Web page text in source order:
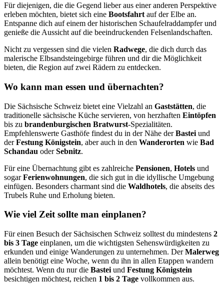
Für diejenigen, die die Gegend lieber aus einer anderen Perspektive
erleben möchten, bietet sich eine Bootsfahrt auf der Elbe an.
Entspanne dich auf einem der historischen Schaufelraddampfer und
genieße die Aussicht auf die beeindruckenden Felsenlandschaften.
Nicht zu vergessen sind die vielen Radwege, die dich durch das
malerische Elbsandsteingebirge führen und dir die Möglichkeit
bieten, die Region auf zwei Rädern zu entdecken.
Wo kann man essen und übernachten?
Die Sächsische Schweiz bietet eine Vielzahl an Gaststätten, die
traditionelle sächsische Küche servieren, von herzhaften Eintöpfen
bis zu brandenburgischen Bratwurst-Spezialitäten.
Empfehlenswerte Gasthöfe findest du in der Nähe derBastei und
derFestung Königstein, aber auch in den Wanderorten wie Bad
Schandau oderSebnitz.
Für eine Übernachtung gibt es zahlreiche Pensionen, Hotels und
sogarFerienwohnungen, die sich gut in die idyllische Umgebung
einfügen. Besonders charmant sind die Waldhotels, die abseits des
Trubels Ruhe und Erholung bieten.
Wie viel Zeit sollte man einplanen?
Für einen Besuch der Sächsischen Schweiz solltest du mindestens 2
bis 3 Tage einplanen, um die wichtigsten Sehenswürdigkeiten zu
erkunden und einige Wanderungen zu unternehmen. DerMalerweg
allein benötigt eine Woche, wenn du ihn in allen Etappen wandern
möchtest. Wenn du nur die Bastei und Festung Königstein
besichtigen möchtest, reichen 1 bis 2 Tage vollkommen aus.